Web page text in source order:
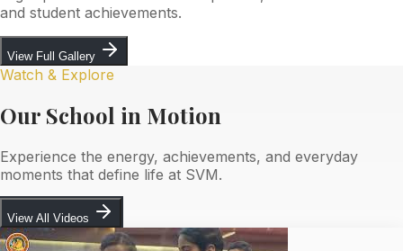
and student achievements.
View Full Gallery
Watch & Explore
Our School in Motion
Experience the energy, achievements, and everyday
moments that define life at SVM.
View All Videos